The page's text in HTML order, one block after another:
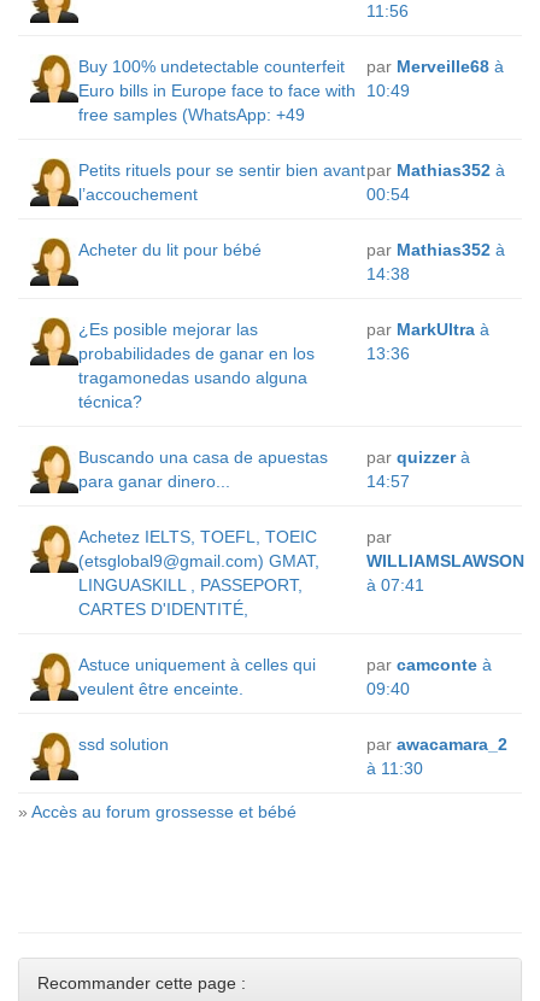
11:56
Buy 100% undetectable counterfeit
Euro bills in Europe face to face with
free samples (WhatsApp: +49
par Merveille68à
10:49
Petits rituels pour se sentir bien avant
l’accouchement
par Mathias352à
00:54
Acheter du lit pour bébé par Mathias352à
14:38
¿Es posible mejorar las
probabilidades de ganar en los
tragamonedas usando alguna
técnica?
par MarkUltraà
13:36
Buscando una casa de apuestas
para ganar dinero...
par quizzerà
14:57
Achetez IELTS, TOEFL, TOEIC
(etsglobal9@gmail.com) GMAT,
LINGUASKILL , PASSEPORT,
CARTES D'IDENTITÉ,
par
WILLIAMSLAWSON
à 07:41
Astuce uniquement à celles qui
veulent être enceinte.
par camconteà
09:40
ssd solution par awacamara_2
à 11:30
» Accès au forum grossesse et bébé
Recommander cette page :